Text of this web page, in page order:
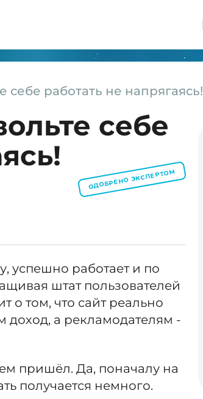
себе работать не напрягаясь!
себе
ОДОБРЕНО ЭКСПЕРТОМ
успешно работает и по
штат пользователей
о том, что сайт реально
доход, а рекламодателям -
пришёл. Да, поначалу на
получается немного.